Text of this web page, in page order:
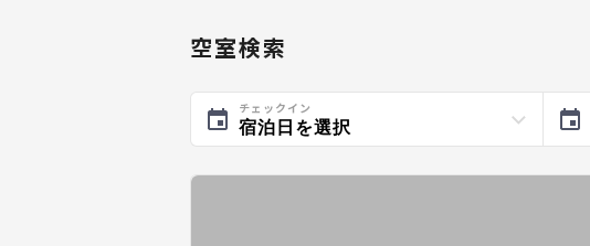
空室検索
チェックイン
宿泊日を選択